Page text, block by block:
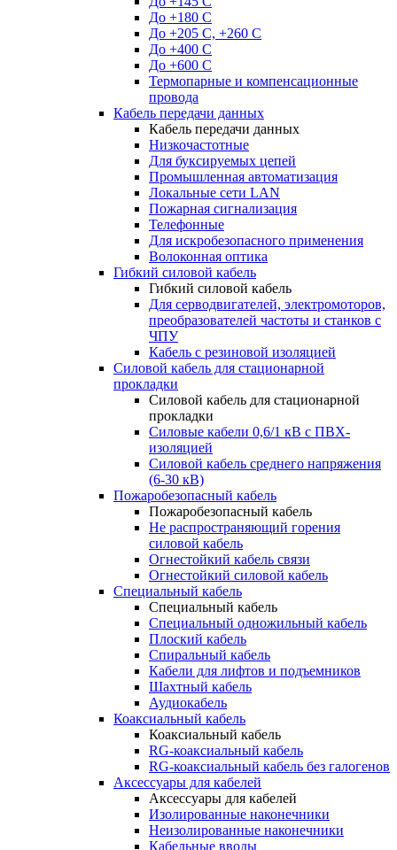
До +180 C
До +205 С, +260 С
До +400 C
До +600 С
Термопарные и компенсационные
провода
Кабель передачи данных
Кабель передачи данных
Низкочастотные
Для буксируемых цепей
Промышленная автоматизация
Локальные сети LAN
Пожарная сигнализация
Телефонные
Для искробезопасного применения
Волоконная оптика
Гибкий силовой кабель
Гибкий силовой кабель
Для серводвигателей, электромоторов,
преобразователей частоты и станков с
ЧПУ
Кабель с резиновой изоляцией
Силовой кабель для стационарной
прокладки
Силовой кабель для стационарной
прокладки
Силовые кабели 0,6/1 кВ с ПВХ-
изоляцией
Силовой кабель среднего напряжения
(6-30 кВ)
Пожаробезопасный кабель
Пожаробезопасный кабель
Не распространяющий горения
силовой кабель
Огнестойкий кабель связи
Огнестойкий силовой кабель
Специальный кабель
Специальный кабель
Специальный одножильный кабель
Плоский кабель
Спиральный кабель
Кабели для лифтов и подъемников
Шахтный кабель
Аудиокабель
Коаксиальный кабель
Коаксиальный кабель
RG-коаксиальный кабель
RG-коаксиальный кабель без галогенов
Аксессуары для кабелей
Аксессуары для кабелей
Изолированные наконечники
Неизолированные наконечники
Кабельные вводы